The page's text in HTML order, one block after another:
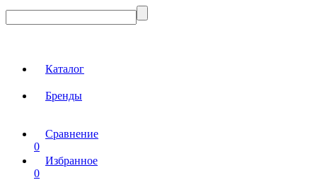
Каталог
Бренды
Сравнение
0
Избранное
0